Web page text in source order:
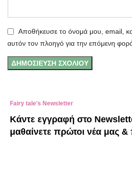
Αποθήκευσε το όνομά μου, email,
αυτόν τον πλοηγό για την επόμενη
Fairy tale's Newsletter
Κάντε εγγραφή στο
μαθαίνετε πρώτοι νέα μας